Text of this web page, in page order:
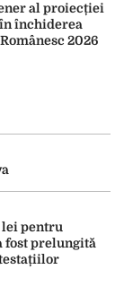
al proiecției
în închiderea
2026
pentru
fost prelungită